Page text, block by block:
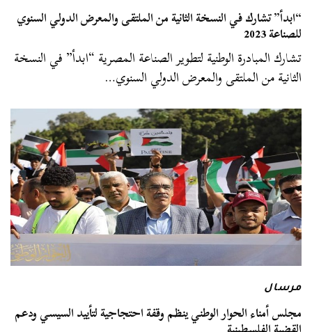
“ابدأ” تشارك في النسخة الثانية من الملتقى والمعرض الدولي السنوي
للصناعة 2023
تشارك المبادرة الوطنية لتطوير الصناعة المصرية “ابدأ” في النسخة
الثانية من الملتقى والمعرض الدولي السنوي…
مرسال
مجلس أمناء الحوار الوطني ينظم وقفة احتجاجية لتأييد السيسي ودعم